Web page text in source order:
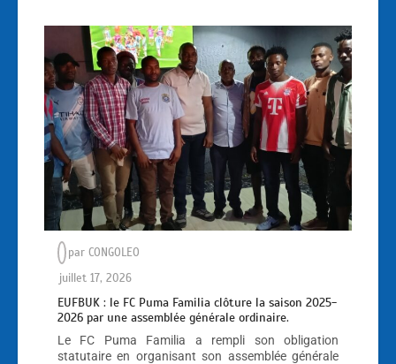
par CONGOLEO
juillet 17, 2026
EUFBUK : le FC Puma Familia clôture la saison 2025-
2026 par une assemblée générale ordinaire.
Le FC Puma Familia a rempli son obligation
statutaire en organisant son assemblée générale